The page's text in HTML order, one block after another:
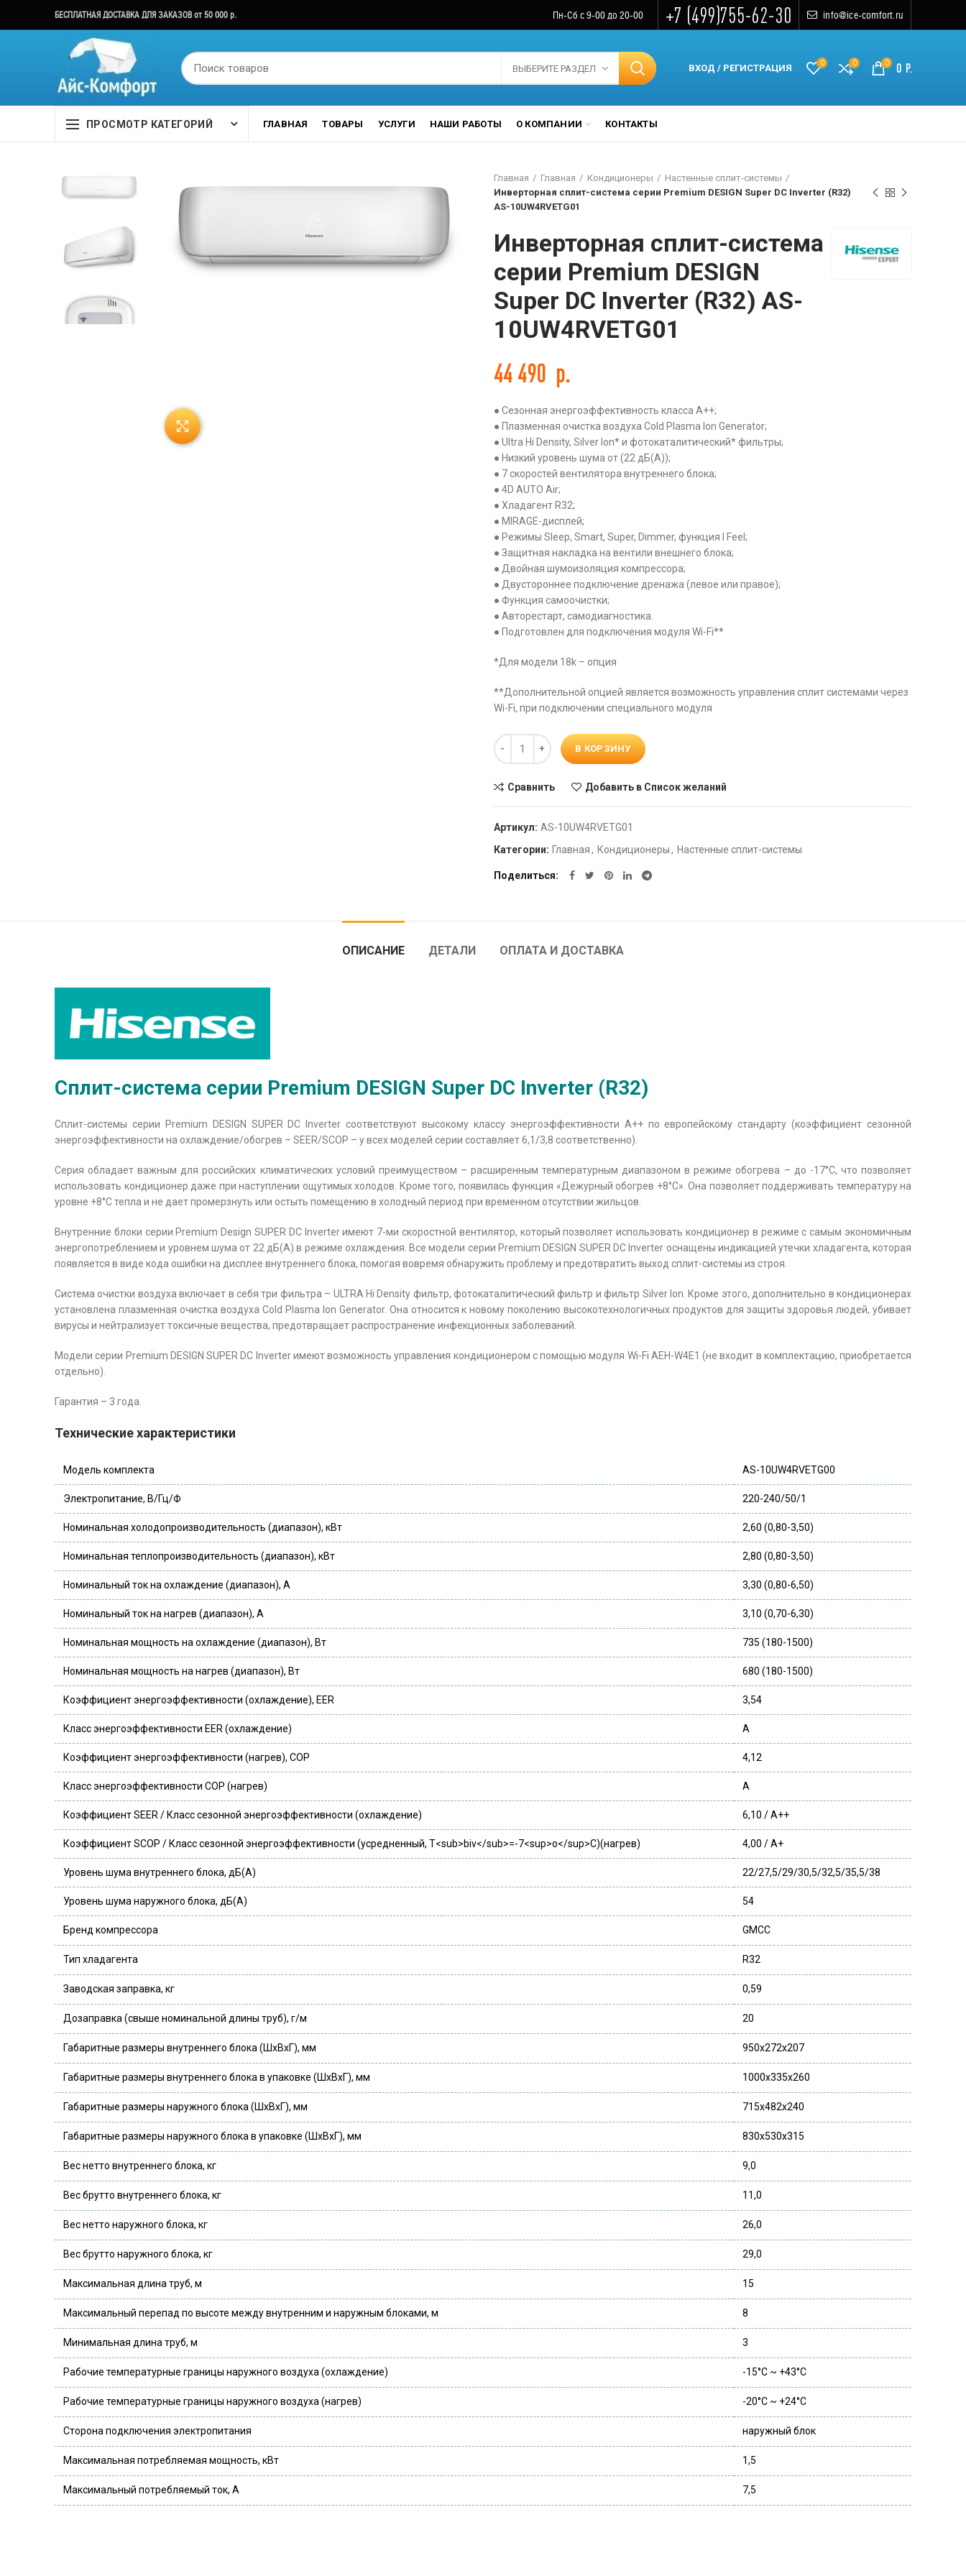
БЕСПЛАТНАЯ ДОСТАВКА ДЛЯ ЗАКАЗОВ от 50 000 р. Пн-Сб с 9-00 до 20-00 +7 (499)755-62-30 info@ice-comfort.ru
ВЫБЕРИТЕ РАЗДЕЛ ВХОД / РЕГИСТРАЦИЯ 0 0 0 0 Р.
ПРОСМОТР КАТЕГОРИЙ ГЛАВНАЯ ТОВАРЫ УСЛУГИ НАШИ РАБОТЫ О КОМПАНИИ КОНТАКТЫ
Нажмите, чтобы увеличить
Главная Главная Кондиционеры
Настенные сплит-системы
Инверторная сплит-система серии Premium DESIGN Super DC Inverter (R32)
AS-10UW4RVETG01
Инверторная сплит-система
серии Premium DESIGN
Super DC Inverter (R32) AS-
10UW4RVETG01
44 490 р.
● Сезонная энергоэффективность класса А++;
● Плазменная очистка воздуха Cold Plasma Ion Generator;
● Ultra Hi Density, Silver Ion* и фотокаталитический* фильтры;
● Низкий уровень шума от (22 дБ(А));
● 7 скоростей вентилятора внутреннего блока;
● 4D AUTO Air;
● Хладагент R32;
● MIRAGE-дисплей;
● Режимы Sleep, Smart, Super, Dimmer, функция I Feel;
● Защитная накладка на вентили внешнего блока;
● Двойная шумоизоляция компрессора;
● Двустороннее подключение дренажа (левое или правое);
● Функция самоочистки;
● Авторестарт, самодиагностика.
● Подготовлен для подключения модуля Wi-Fi**
*Для модели 18k – опция
**Дополнительной опцией является возможность управления сплит системами через
Wi-Fi, при подключении специального модуля
Количество
В КОРЗИНУ
Сравнить Добавить в Список желаний
Артикул: AS-10UW4RVETG01
Категории: Главная, Кондиционеры, Настенные сплит-системы
Поделиться
ОПИСАНИЕ ДЕТАЛИ ОПЛАТА И ДОСТАВКА
Сплит-система серии Premium DESIGN Super DC Inverter (R32)
Сплит-системы серии Premium DESIGN SUPER DC Inverter соответствуют высокому классу энергоэффективности A++ по европейскому стандарту (коэффициент сезонной
энергоэффективности на охлаждение/обогрев – SEER/SCOP – у всех моделей серии составляет 6,1/3,8 соответственно).
Серия обладает важным для российских климатических условий преимуществом – расширенным температурным диапазоном в режиме обогрева – до -17°С, что позволяет
использовать кондиционер даже при наступлении ощутимых холодов. Кроме того, появилась функция «Дежурный обогрев +8°С». Она позволяет поддерживать температуру на
уровне +8°С тепла и не дает промерзнуть или остыть помещению в холодный период при временном отсутствии жильцов.
Внутренние блоки серии Premium Design SUPER DC Inverter имеют 7-ми скоростной вентилятор, который позволяет использовать кондиционер в режиме с самым экономичным
энергопотреблением и уровнем шума от 22 дБ(A) в режиме охлаждения. Все модели серии Premium DESIGN SUPER DC Inverter оснащены индикацией утечки хладагента, которая
появляется в виде кода ошибки на дисплее внутреннего блока, помогая вовремя обнаружить проблему и предотвратить выход сплит-системы из строя.
Система очистки воздуха включает в себя три фильтра – ULTRA Hi Density фильтр, фотокаталитический фильтр и фильтр Silver Ion. Кроме этого, дополнительно в кондиционерах
установлена плазменная очистка воздуха Cold Plasma Ion Generator. Она относится к новому поколению высокотехнологичных продуктов для защиты здоровья людей, убивает
вирусы и нейтрализует токсичные вещества, предотвращает распространение инфекционных заболеваний.
Модели серии Premium DESIGN SUPER DC Inverter имеют возможность управления кондиционером с помощью модуля Wi-Fi AEH-W4E1 (не входит в комплектацию, приобретается
отдельно).
Гарантия – 3 года.
Технические характеристики
Модель комплекта AS-10UW4RVETG00
Электропитание, В/Гц/Ф 220-240/50/1
Номинальная холодопроизводительность (диапазон), кВт 2,60 (0,80-3,50)
Номинальная теплопроизводительность (диапазон), кВт 2,80 (0,80-3,50)
Номинальный ток на охлаждение (диапазон), А 3,30 (0,80-6,50)
Номинальный ток на нагрев (диапазон), А 3,10 (0,70-6,30)
Номинальная мощность на охлаждение (диапазон), Вт 735 (180-1500)
Номинальная мощность на нагрев (диапазон), Вт 680 (180-1500)
Коэффициент энергоэффективности (охлаждение), EER 3,54
Класс энергоэффективности EER (охлаждение) A
Коэффициент энергоэффективности (нагрев), COP 4,12
Класс энергоэффективности COP (нагрев) A
Коэффициент SEER / Класс сезонной энергоэффективности (охлаждение) 6,10 / A++
Коэффициент SCOP / Класс сезонной энергоэффективности (усредненный, T<sub>biv</sub>=-7<sup>o</sup>C)(нагрев) 4,00 / A+
Уровень шума внутреннего блока, дБ(А) 22/27,5/29/30,5/32,5/35,5/38
Уровень шума наружного блока, дБ(A) 54
Бренд компрессора GMCC
Тип хладагента R32
Заводская заправка, кг 0,59
Дозаправка (свыше номинальной длины труб), г/м 20
Габаритные размеры внутреннего блока (ШхВхГ), мм 950x272x207
Габаритные размеры внутреннего блока в упаковке (ШхВхГ), мм 1000x335x260
Габаритные размеры наружного блока (ШхВхГ), мм 715x482x240
Габаритные размеры наружного блока в упаковке (ШхВхГ), мм 830x530x315
Вес нетто внутреннего блока, кг 9,0
Вес брутто внутреннего блока, кг 11,0
Вес нетто наружного блока, кг 26,0
Вес брутто наружного блока, кг 29,0
Максимальная длина труб, м 15
Максимальный перепад по высоте между внутренним и наружным блоками, м 8
Минимальная длина труб, м 3
Рабочие температурные границы наружного воздуха (охлаждение) -15°С ~ +43°С
Рабочие температурные границы наружного воздуха (нагрев) -20°С ~ +24°С
Сторона подключения электропитания наружный блок
Максимальная потребляемая мощность, кВт 1,5
Максимальный потребляемый ток, А 7,5